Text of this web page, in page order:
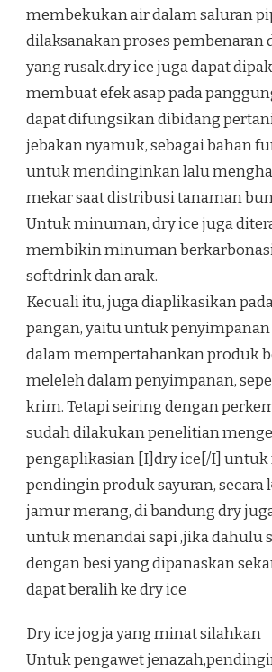
membekukan air dalam saluran
dilaksanakan proses pembenaran
yang rusak.dry ice juga dapat
membuat efek asap pada
dapat difungsikan dibidang
jebakan nyamuk, sebagai bahan
untuk mendinginkan lalu
mekar saat distribusi tanaman
Untuk minuman, dry ice juga
membikin minuman
softdrink dan arak.
Kecuali itu, juga diaplikasikan
pangan, yaitu untuk
dalam mempertahankan produk
meleleh dalam penyimpanan,
krim. Tetapi seiring dengan
sudah dilakukan penelitian
pengaplikasian [I]dry ice[/I]
pendingin produk sayuran, secara
jamur merang, di bandung dry
untuk menandai sapi ,jika dahulu
dengan besi yang dipanaskan
dapat beralih ke dry ice
Dry ice jogja yang minat silahkan
Untuk pengawet